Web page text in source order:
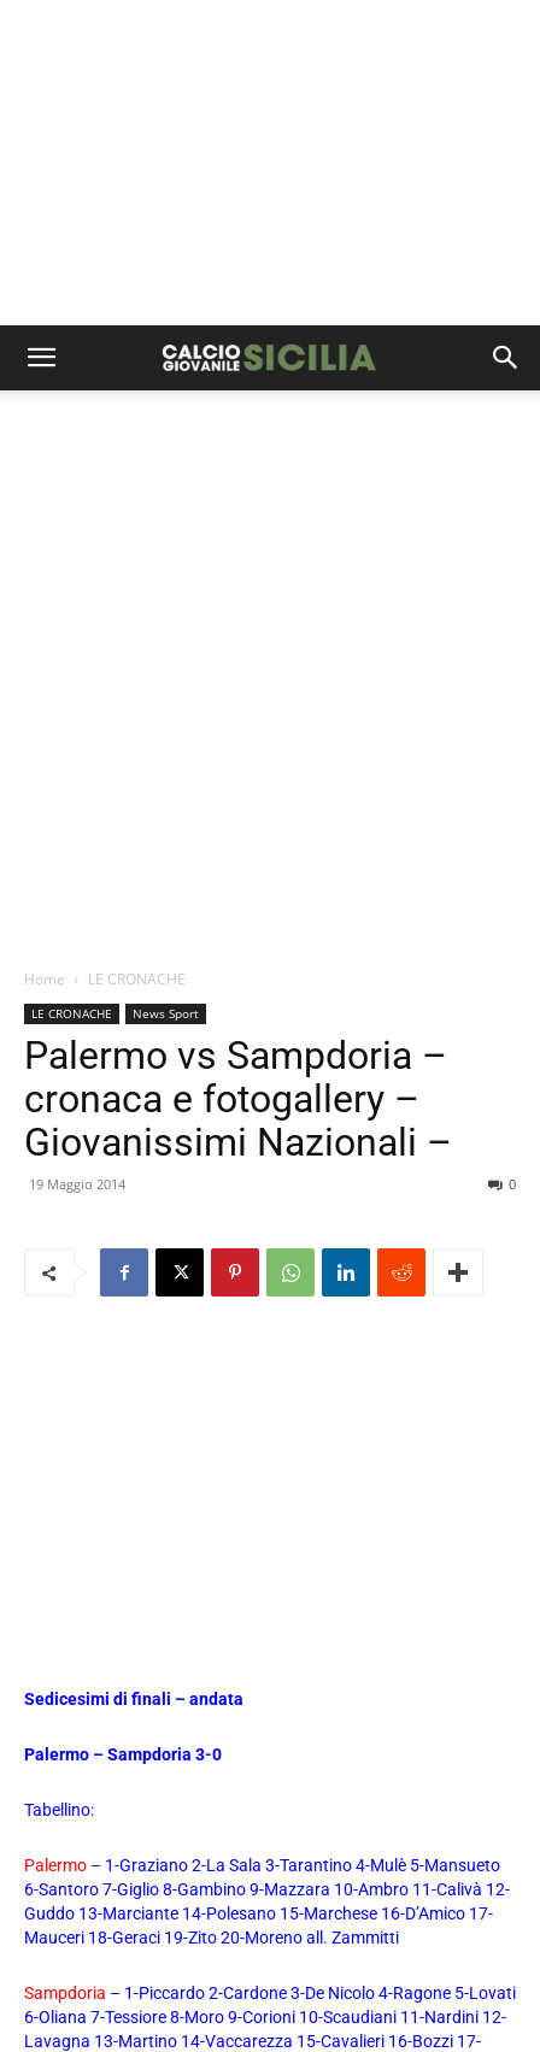
Home LE CRONACHE
LE CRONACHE News Sport
Palermo vs Sampdoria –
cronaca e fotogallery –
Giovanissimi Nazionali –
19 Maggio 2014 0
Sedicesimi di finali – andata
Palermo – Sampdoria 3-0
Tabellino:
Palermo – 1-Graziano 2-La Sala 3-Tarantino 4-Mulè 5-Mansueto
6-Santoro 7-Giglio 8-Gambino 9-Mazzara 10-Ambro 11-Calivà 12-
Guddo 13-Marciante 14-Polesano 15-Marchese 16-D’Amico 17-
Mauceri 18-Geraci 19-Zito 20-Moreno all. Zammitti
Sampdoria – 1-Piccardo 2-Cardone 3-De Nicolo 4-Ragone 5-Lovati
6-Oliana 7-Tessiore 8-Moro 9-Corioni 10-Scaudiani 11-Nardini 12-
Lavagna 13-Martino 14-Vaccarezza 15-Cavalieri 16-Bozzi 17-